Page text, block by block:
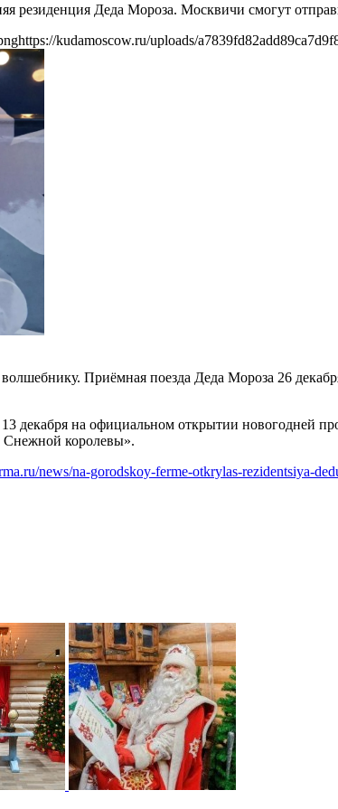
резиденция Деда Мороза. Москвичи смогут
https://kudamoscow.ru/uploads/
Приёмная поезда Деда Мороза 26
на официальном открытии новогодней
Снежной королевы».
news/na-gorodskoy-ferme-otkrylas-rezidentsiya-